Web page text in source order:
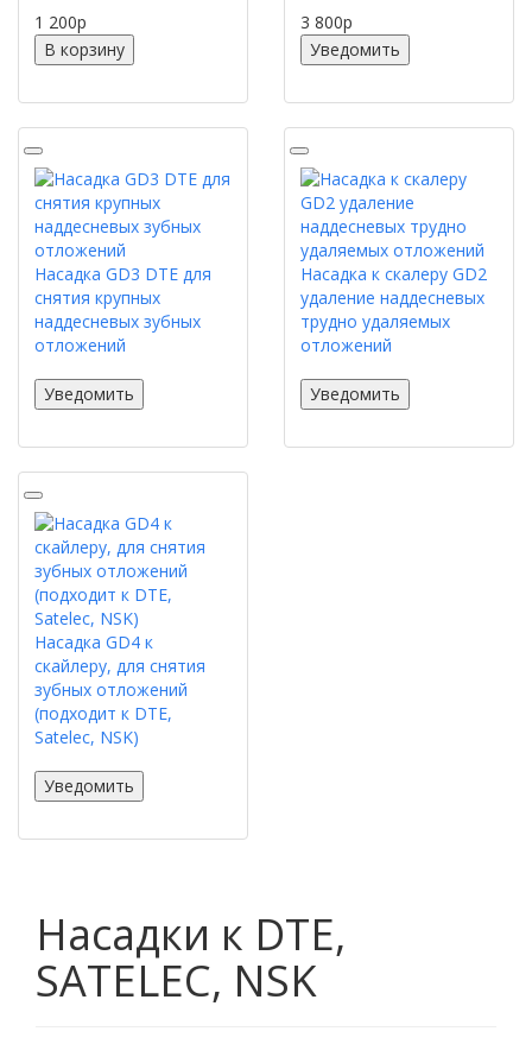
1 200p
В корзину
3 800p
Уведомить
Насадка GD3 DTE для
снятия крупных
наддесневых зубных
отложений
Уведомить
Насадка к скалеру GD2
удаление наддесневых
трудно удаляемых
отложений
Уведомить
Насадка GD4 к
скайлеру, для снятия
зубных отложений
(подходит к DTE,
Satelec, NSK)
Уведомить
Насадки к DTE,
SATELEC, NSK